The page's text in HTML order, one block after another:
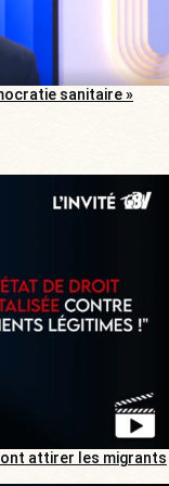
sanitaire »
attirer les migrants